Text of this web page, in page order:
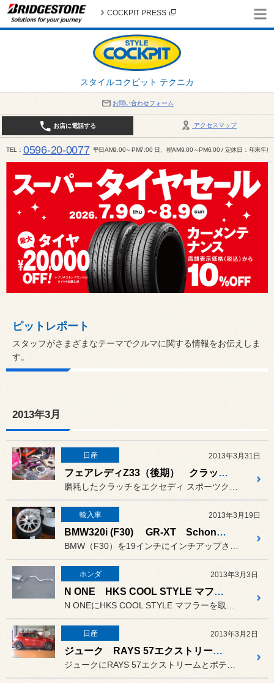
スタイルコクピット テクニカ
COCKPIT PRESS
お問い合わせフォーム
アクセスマップ
お店に電話する
TEL 0596-20-0077 平日AM9:00～PM7:00 日、祝AM9:00～PM6:00 / 定休日：年末年
ピットレポート
スタッフがさまざまなテーマでクルマに関する情報をお伝えしま
す。
2013年3月
日産 2013年3月31日
フェアレディZ33（後期） クラッチ交換
輸入車 2013年3月19日
BMW320i (F30) GR-XT Schonheit 装着
ホンダ 2013年3月3日
N ONE HKS COOL STYLE マフラー 交換
日産 2013年3月2日
ジューク RAYS 57エクストリーム 18インチ